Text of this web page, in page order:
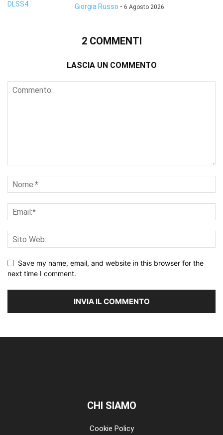
Giorgia Russo - 6 Agosto 2026
2 COMMENTI
LASCIA UN COMMENTO
Save my name, email, and website in this browser for the
next time I comment.
CHI SIAMO
Cookie Policy